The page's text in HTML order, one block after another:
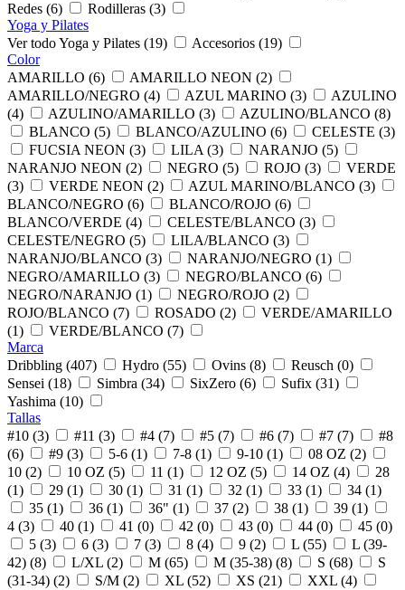
Redes (6)
Rodilleras (3)
Yoga y Pilates
Ver todo Yoga y Pilates (19)
Accesorios (19)
Color
AMARILLO (6)
AMARILLO NEON (2)
AMARILLO/NEGRO (4)
AZUL MARINO (3)
AZULINO
(4)
AZULINO/AMARILLO (3)
AZULINO/BLANCO (8)
BLANCO (5)
BLANCO/AZULINO (6)
CELESTE (3)
FUCSIA NEON (3)
LILA (3)
NARANJO (5)
NARANJO NEON (2)
NEGRO (5) ROJO (3)
VERDE
(3)
VERDE NEON (2)
AZUL MARINO/BLANCO (3)
BLANCO/NEGRO (6)
BLANCO/ROJO (6)
BLANCO/VERDE (4)
CELESTE/BLANCO (3)
CELESTE/NEGRO (5)
LILA/BLANCO (3)
NARANJO/BLANCO (3)
NARANJO/NEGRO (1)
NEGRO/AMARILLO (3)
NEGRO/BLANCO (6)
NEGRO/NARANJO (1)
NEGRO/ROJO (2)
ROJO/BLANCO (7)
ROSADO (2)
VERDE/AMARILLO
(1)
VERDE/BLANCO (7)
Marca
Dribbling (407)
Hydro (55) Ovins (8)
Reusch (0)
Sensei (18)
Simbra (34) SixZero (6)
Sufix (31)
Yashima (10)
Tallas
#10 (3)
#11 (3) #4 (7) #5 (7) #6 (7) #7 (7)
#8
(6)
#9 (3) 5-6 (1) 7-8 (1) 9-10 (1)
08 OZ (2)
10 (2)
10 OZ (5) 11 (1) 12 OZ (5) 14 OZ (4)
28
(1)
29 (1) 30 (1) 31 (1) 32 (1) 33 (1)
34 (1)
35 (1)
36 (1) 36" (1) 37 (2) 38 (1)
39 (1)
4 (3)
40 (1) 41 (0) 42 (0) 43 (0) 44 (0)
45 (0)
5 (3)
6 (3) 7 (3) 8 (4) 9 (2) L (55)
L (39-
42) (8)
L/XL (2) M (65) M (35-38) (8) S (68)
S
(31-34) (2)
S/M (2) XL (52) XS (21)
XXL (4)